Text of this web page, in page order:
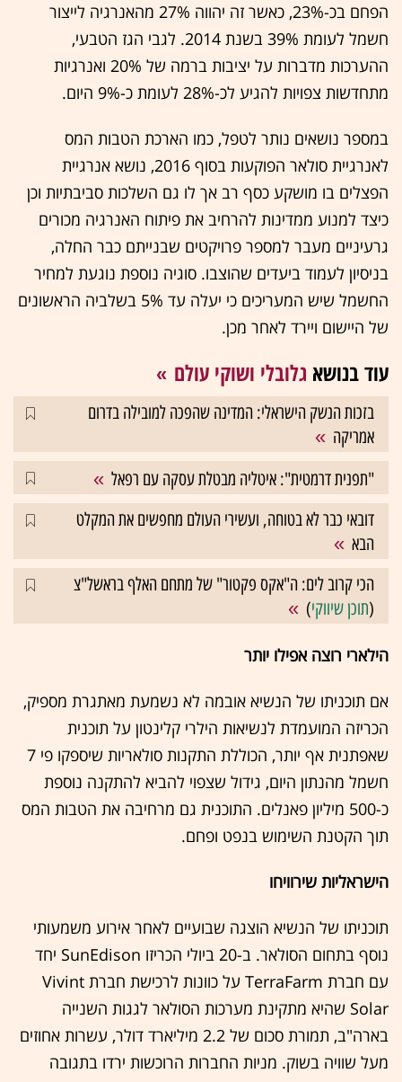
הפחם בכ-23%, כאשר זה יהווה 27% מהאנרגיה לייצור
חשמל לעומת 39% בשנת 2014. לגבי הגז הטבעי,
ההערכות מדברות על יציבות ברמה של 20% ואנרגיות
מתחדשות צפויות להגיע לכ-28% לעומת כ-9% היום.
במספר נושאים נותר לטפל, כמו הארכת הטבות המס
לאנרגיית סולאר הפוקעות בסוף 2016, נושא אנרגיית
הפצלים בו מושקע כסף רב אך לו גם השלכות סביבתיות וכן
כיצד למנוע ממדינות להרחיב את פיתוח האנרגיה מכורים
גרעיניים מעבר למספר פרויקטים שבנייתם כבר החלה,
בניסיון לעמוד ביעדים שהוצבו. סוגיה נוספת נוגעת למחיר
החשמל שיש המעריכים כי יעלה עד 5% בשלביה הראשונים
של היישום ויירד לאחר מכן.
עוד בנושא גלובלי ושוקי עולם
בזכות הנשק הישראלי: המדינה שהפכה למובילה בדרום
אמריקה
"תפנית דרמטית": איטליה מבטלת עסקה עם רפאל
דובאי כבר לא בטוחה, ועשירי העולם מחפשים את המקלט
הבא
הכי קרוב לים: ה"אקס פקטור" של מתחם האלף בראשל"צ
(תוכן שיווקי)
הילארי רוצה אפילו יותר
אם תוכניתו של הנשיא אובמה לא נשמעת מאתגרת מספיק,
הכריזה המועמדת לנשיאות הילרי קלינטון על תוכנית
שאפתנית אף יותר, הכוללת התקנות סולאריות שיספקו פי 7
חשמל מהנתון היום, גידול שצפוי להביא להתקנה נוספת
כ-500 מיליון פאנלים. התוכנית גם מרחיבה את הטבות המס
תוך הקטנת השימוש בנפט ופחם.
הישראליות שירוויחו
תוכניתו של הנשיא הוצגה שבועיים לאחר אירוע משמעותי
נוסף בתחום הסולאר. ב-20 ביולי הכריזו SunEdison יחד
עם חברת TerraFarm על כוונות לרכישת חברת Vivint
Solar שהיא מתקינת מערכות הסולאר לגגות השנייה
בארה"ב, תמורת סכום של 2.2 מיליארד דולר, עשרות אחוזים
מעל שוויה בשוק. מניות החברות הרוכשות ירדו בתגובה